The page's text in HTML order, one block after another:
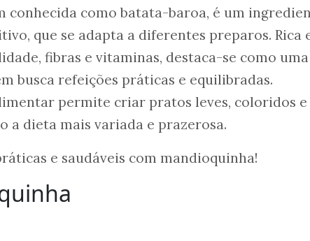
conhecida como batata-baroa, é um
que se adapta a diferentes preparos. Rica
fibras e vitaminas, destaca-se como uma
busca refeições práticas e equilibradas.
permite criar pratos leves, coloridos e
a dieta mais variada e prazerosa.
e saudáveis com mandioquinha!